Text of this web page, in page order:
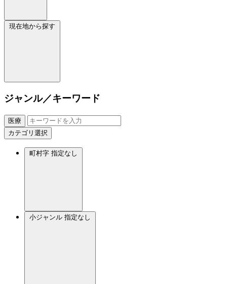
現在地から探す
ジャンル／キーワード
医療
カテゴリ選択
町村字 指定なし
小ジャンル 指定なし